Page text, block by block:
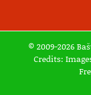
© 2009-2026
Credits: